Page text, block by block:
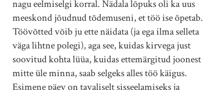
nagu eelmiselgi korral. Nädala lõpuks oli ka uus
meeskond jõudnud tõdemuseni, et töö ise õpetab.
Töövõtted võib ju ette näidata (ja ega ilma selleta
väga lihtne polegi), aga see, kuidas kirvega just
soovitud kohta lüüa, kuidas ettemärgitud joonest
mitte üle minna, saab selgeks alles töö käigus.
Esimene päev on tavaliselt sisseelamiseks ja